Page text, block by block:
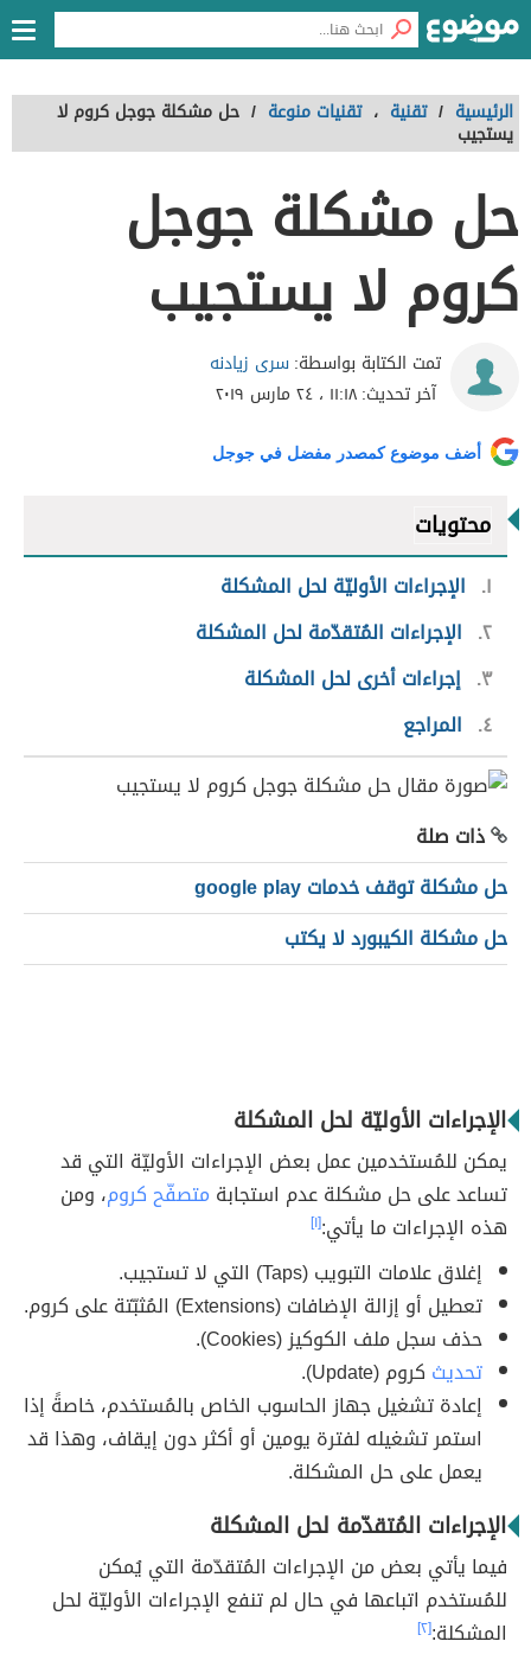
الرئيسية / تقنية ، تقنيات منوعة / حل مشكلة جوجل كروم لا
يستجيب
حل مشكلة جوجل
كروم لا يستجيب
تمت الكتابة بواسطة:سرى زيادنه
آخر تحديث:١١:١٨ ، ٢٤ مارس ٢٠١٩
أضف موضوع كمصدر مفضل في جوجل
محتويات
١
الإجراءات الأوليّة لحل المشكلة
٢ الإجراءات المُتقدّمة لحل المشكلة
٣ إجراءات أخرى لحل المشكلة
٤
المراجع
ذات صلة
حل مشكلة توقف خدمات google play
حل مشكلة الكيبورد لا يكتب
الإجراءات الأوليّة لحل المشكلة
يمكن للمُستخدمين عمل بعض الإجراءات الأوليّة التي قد
تساعد على حل مشكلة عدم استجابة متصفّح كروم، ومن
هذه الإجراءات ما يأتي:[١]
إغلاق علامات التبويب (Taps) التي لا تستجيب.
تعطيل أو إزالة الإضافات (Extensions) المُثبّتة على كروم.
حذف سجل ملف الكوكيز (Cookies).
تحديث كروم (Update).
إعادة تشغيل جهاز الحاسوب الخاص بالمُستخدم، خاصةً إذا
استمر تشغيله لفترة يومين أو أكثر دون إيقاف، وهذا قد
يعمل على حل المشكلة.
الإجراءات المُتقدّمة لحل المشكلة
فيما يأتي بعض من الإجراءات المُتقدّمة التي يُمكن
للمُستخدم اتباعها في حال لم تنفع الإجراءات الأوليّة لحل
المشكلة:[٢]